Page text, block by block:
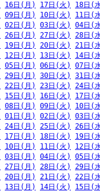
16日(月) 17日(火) 18日(
09日(月) 10日(火) 11日(
02日(月) 03日(火) 04日(
26日(月) 27日(火) 28日(
19日(月) 20日(火) 21日(
12日(月) 13日(火) 14日(
05日(月) 06日(火) 07日(
29日(月) 30日(火) 31日(
22日(月) 23日(火) 24日(
15日(月) 16日(火) 17日(
08日(月) 09日(火) 10日(
01日(月) 02日(火) 03日(
24日(月) 25日(火) 26日(
17日(月) 18日(火) 19日(
10日(月) 11日(火) 12日(
03日(月) 04日(火) 05日(
27日(月) 28日(火) 29日(
20日(月) 21日(火) 22日(
13日(月) 14日(火) 15日(